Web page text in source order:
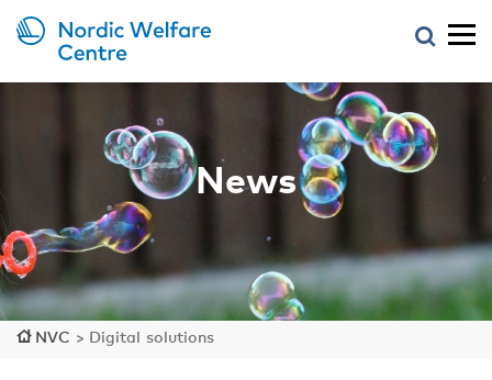
News
NVC > Digital solutions